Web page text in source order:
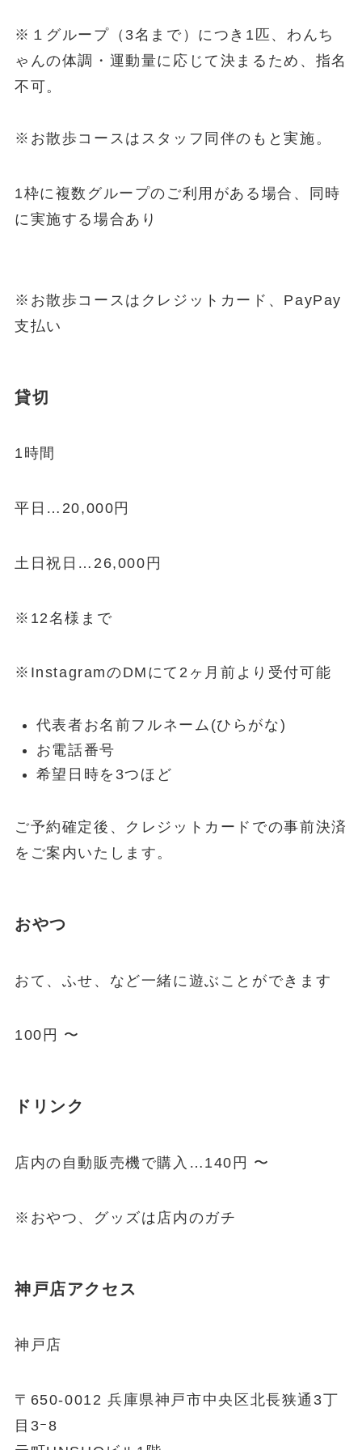
※１グループ（3名まで）につき1匹、わんち
ゃんの体調・運動量に応じて決まるため、指名
不可。
※お散歩コースはスタッフ同伴のもと実施。
1枠に複数グループのご利用がある場合、同時
に実施する場合あり
※お散歩コースはクレジットカード、PayPay
支払い
貸切
1時間
平日…20,000円
土日祝日…26,000円
※12名様まで
※InstagramのDMにて2ヶ月前より受付可能
代表者お名前フルネーム(ひらがな)
お電話番号
希望日時を3つほど
ご予約確定後、クレジットカードでの事前決済
をご案内いたします。
おやつ
おて、ふせ、など一緒に遊ぶことができます
100円 〜
ドリンク
店内の自動販売機で購入…140円 〜
※おやつ、グッズは店内のガチ
神戸店アクセス
神戸店
〒650-0012 兵庫県神戸市中央区北長狭通3丁
目3ｰ8